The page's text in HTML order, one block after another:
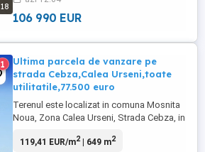
18
de 112 mp si teren 273 ...
106 990 EUR
1
Ultima parcela de vanzare pe
strada Cebza,Calea Urseni,toate
utilitatile,77.500 euro
Terenul este localizat in comuna Mosnita
Noua, Zona Calea Urseni, Strada Cebza, in
de Sud Utilități : curent ,apă ,
119,41 EUR/m2| 649 m2